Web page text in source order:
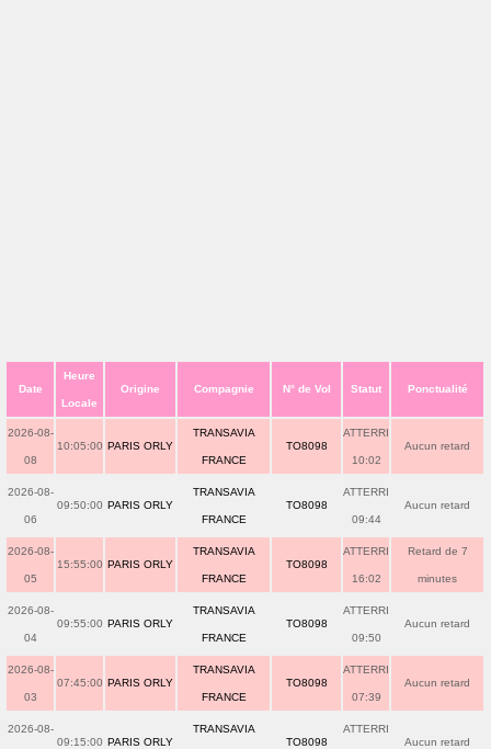
Date
Heure
Locale
Origine Compagnie N° de Vol Statut Ponctualité
2026-08-
08
10:05:00 PARIS ORLY
TRANSAVIA
FRANCE
TO8098
ATTERRI
10:02
Aucun retard
2026-08-
06
09:50:00 PARIS ORLY
TRANSAVIA
FRANCE
TO8098
ATTERRI
09:44
Aucun retard
2026-08-
05
15:55:00 PARIS ORLY
TRANSAVIA
FRANCE
TO8098
ATTERRI
16:02
Retard de 7
minutes
2026-08-
04
09:55:00 PARIS ORLY
TRANSAVIA
FRANCE
TO8098
ATTERRI
09:50
Aucun retard
2026-08-
03
07:45:00 PARIS ORLY
TRANSAVIA
FRANCE
TO8098
ATTERRI
07:39
Aucun retard
2026-08-
09:15:00 PARIS ORLY
TRANSAVIA
TO8098
ATTERRI
Aucun retard